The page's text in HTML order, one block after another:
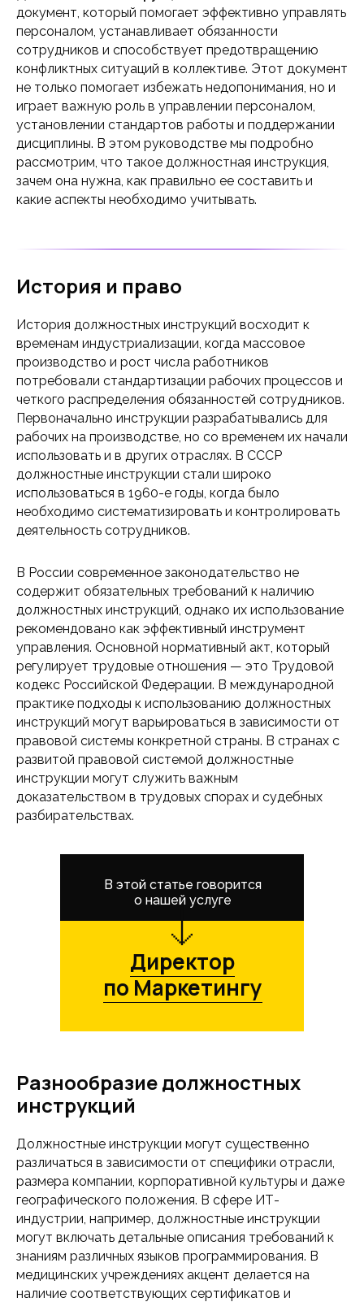
документ, который помогает эффективно управлять
персоналом, устанавливает обязанности
сотрудников и способствует предотвращению
конфликтных ситуаций в коллективе. Этот документ
не только помогает избежать недопонимания, но и
играет важную роль в управлении персоналом,
установлении стандартов работы и поддержании
дисциплины. В этом руководстве мы подробно
рассмотрим, что такое должностная инструкция,
зачем она нужна, как правильно ее составить и
какие аспекты необходимо учитывать.
История и право
История должностных инструкций восходит к
временам индустриализации, когда массовое
производство и рост числа работников
потребовали стандартизации рабочих процессов и
четкого распределения обязанностей сотрудников.
Первоначально инструкции разрабатывались для
рабочих на производстве, но со временем их начали
использовать и в других отраслях. В СССР
должностные инструкции стали широко
использоваться в 1960-е годы, когда было
необходимо систематизировать и контролировать
деятельность сотрудников.
В России современное законодательство не
содержит обязательных требований к наличию
должностных инструкций, однако их использование
рекомендовано как эффективный инструмент
управления. Основной нормативный акт, который
регулирует трудовые отношения — это Трудовой
кодекс Российской Федерации. В международной
практике подходы к использованию должностных
инструкций могут варьироваться в зависимости от
правовой системы конкретной страны. В странах с
развитой правовой системой должностные
инструкции могут служить важным
доказательством в трудовых спорах и судебных
разбирательствах.
Директор
по Маркетингу
В этой статье говорится
о нашей услуге
Разнообразие должностных
инструкций
Должностные инструкции могут существенно
различаться в зависимости от специфики отрасли,
размера компании, корпоративной культуры и даже
географического положения. В сфере ИТ-
индустрии, например, должностные инструкции
могут включать детальные описания требований к
знаниям различных языков программирования. В
медицинских учреждениях акцент делается на
наличие соответствующих сертификатов и